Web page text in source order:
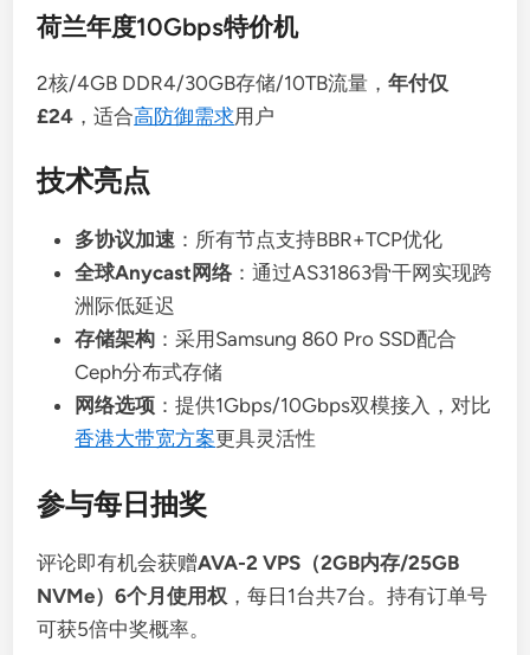
荷兰年度10Gbps特价机
2核/4GB DDR4/30GB存储/10TB流量，年付仅
£24 ，适合高防御需求用户
技术亮点
多协议加速 ：所有节点支持BBR+TCP优化
全球Anycast网络 ：通过AS31863骨干网实现跨
洲际低延迟
存储架构 ：采用Samsung 860 Pro SSD配合
Ceph分布式存储
网络选项 ：提供1Gbps/10Gbps双模接入，对比
香港大带宽方案更具灵活性
参与每日抽奖
评论即有机会获赠AVA-2 VPS（2GB内存/25GB
NVMe）6个月使用权 ，每日1台共7台。持有订单号
可获5倍中奖概率。